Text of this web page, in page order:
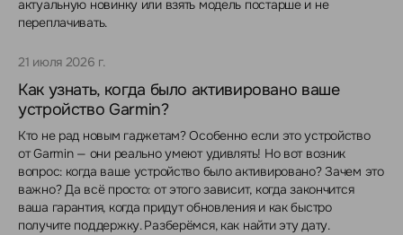
актуальную новинку или взять модель постарше и не
переплачивать.
21 июля 2026 г.
Как узнать, когда было активировано ваше
устройство Garmin?
Кто не рад новым гаджетам? Особенно если это устройство
от Garmin — они реально умеют удивлять! Но вот возник
вопрос: когда ваше устройство было активировано? Зачем это
важно? Да всё просто: от этого зависит, когда закончится
ваша гарантия, когда придут обновления и как быстро
получите поддержку. Разберёмся, как найти эту дату.